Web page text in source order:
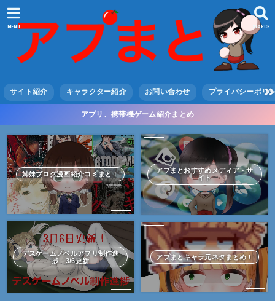
SEARCH
MENU
サイト紹介 キャラクター紹介 お問い合わせ プライバシーポリ
アプリ、携帯機ゲーム紹介まとめ
姉妹ブログ漫画紹介コミまと！
アプまとおすすめメディア・サ
イト
デスゲームノベルアプリ制作進
捗 3/6更新
アプまとキャラ元ネタまとめ！